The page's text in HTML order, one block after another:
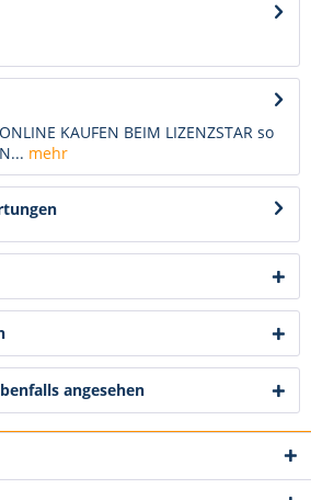
KAUFEN BEIM LIZENZSTAR so
mehr
angesehen